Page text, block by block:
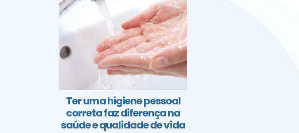
Ter uma higiene pessoal
correta faz diferença na
saúde e qualidade de vida